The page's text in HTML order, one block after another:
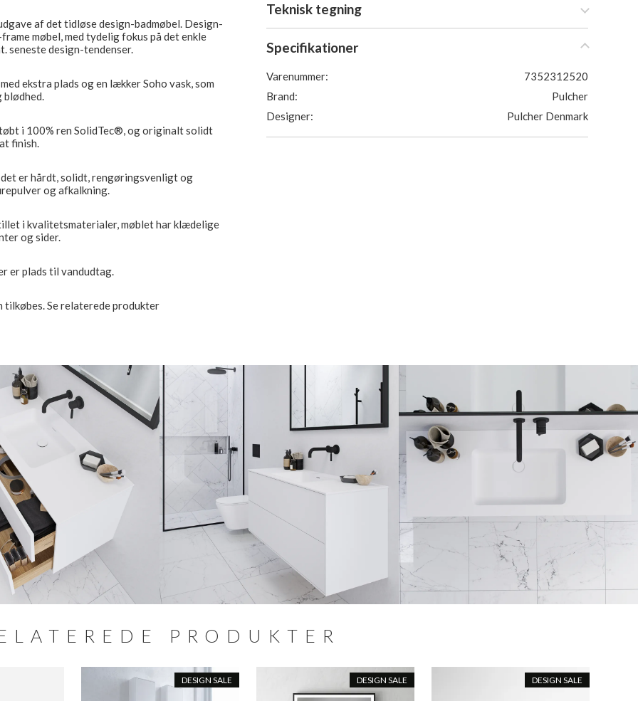
af det tidløse design-badmøbel. Design-
møbel, med tydelig fokus på det enkle
seneste design-tendenser.
ekstra plads og en lækker Soho vask, som
i 100% ren SolidTec®, og originalt solidt
finish.
er hårdt, solidt, rengøringsvenligt og
og afkalkning.
i kvalitetsmaterialer, møblet har klædelige
og sider.
er plads til vandudtag.
tilkøbes. Se relaterede produkter
Teknisk tegning
Specifikationer
Varenummer:
7352312520
Brand:
Pulcher
Designer:
Pulcher Denmark
PRODUKTER
DESIGN SALE DESIGN SALE DESIGN SALE